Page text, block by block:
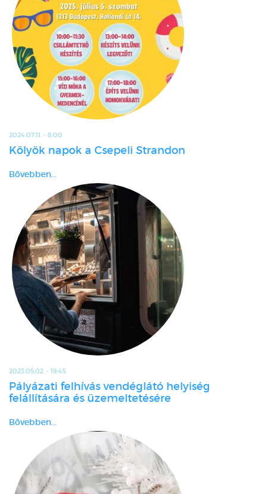
2024.07.11. - 8:00
Kölyök napok a Csepeli Strandon
Bővebben...
2023.05.02. - 19:45
Pályázati felhívás vendéglátó helyiség
felállítására és üzemeltetésére
Bővebben...